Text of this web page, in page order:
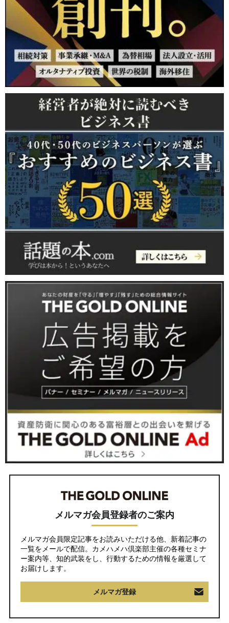
メルマガ会員登録者のご案内
メルマガ会員限定記事をお読みいただける他、新着記事の
一覧をメールで配信。カメハメハ倶楽部主催の各種セミナ
ー案内等、知的武装をし、行動するための情報を厳選して
お届けします。
メルマガ登録